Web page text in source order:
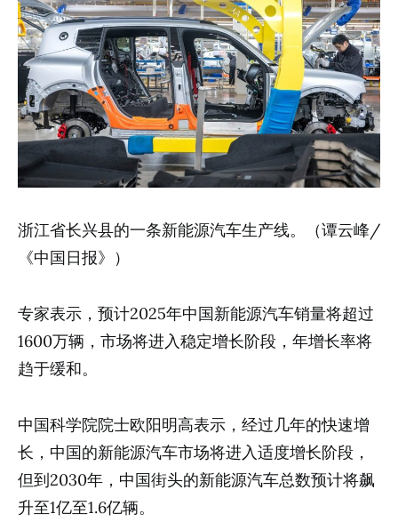
浙江省长兴县的一条新能源汽车生产线。（谭云峰/
《中国日报》）
专家表示，预计2025年中国新能源汽车销量将超过
1600万辆，市场将进入稳定增长阶段，年增长率将
趋于缓和。
中国科学院院士欧阳明高表示，经过几年的快速增
长，中国的新能源汽车市场将进入适度增长阶段，
但到2030年，中国街头的新能源汽车总数预计将飙
升至1亿至1.6亿辆。